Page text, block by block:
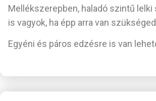
Mellékszerepben, haladó szintű
is vagyok, ha épp arra van
Egyéni és páros edzésre is van